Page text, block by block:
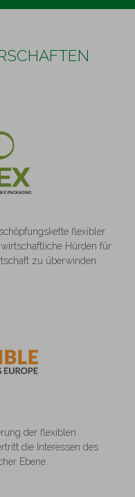
flexibler
Hürden für
zu überwinden.
der flexiblen
die Interessen des
Ebene.